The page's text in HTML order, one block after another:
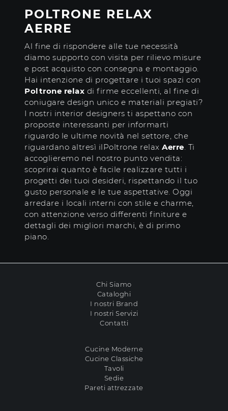
POLTRONE RELAX
AERRE
Al fine di rispondere alle tue necessità
diamo supporto con visita per rilievo misure
e post acquisto con consegna e montaggio.
Hai intenzione di progettare i tuoi spazi con
Poltrone relax di firme eccellenti, al fine di
coniugare design unico e materiali pregiati?
I nostri interior designers ti aspettano con
proposte interessanti per informarti
riguardo le ultime novità nel settore, che
riguardano altresì ilPoltrone relax Aerre. Ti
accoglieremo nel nostro punto vendita:
scoprirai quanto è facile realizzare tutti i
progetti dei tuoi desideri, rispettando il tuo
gusto personale e le tue aspettative. Oggi
arredare i locali interni con stile e charme,
con attenzione verso differenti finiture e
dettagli dei migliori marchi, è di primo
piano.
Chi Siamo
Cataloghi
I nostri Brand
I nostri Servizi
Contatti
Cucine Moderne
Cucine Classiche
Tavoli
Sedie
Pareti attrezzate